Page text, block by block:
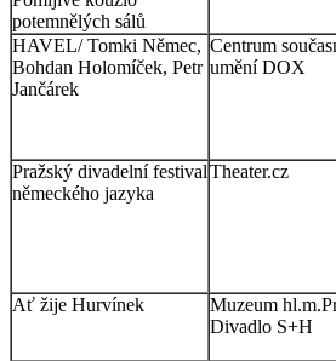
potemnělých sálů
HAVEL/ Tomki Němec,
Bohdan Holomíček, Petr
Jančárek
Centrum
umění DOX
Pražský divadelní festival
německého jazyka
Theater.cz
Ať žije Hurvínek
Muzeum
Divadlo S+H